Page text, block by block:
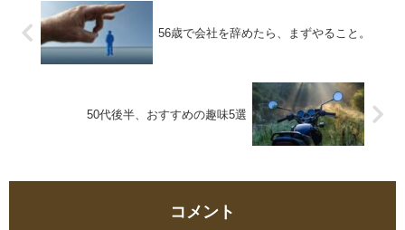
56歳で会社を辞めたら、まずやること。
50代後半、おすすめの趣味5選
コメント